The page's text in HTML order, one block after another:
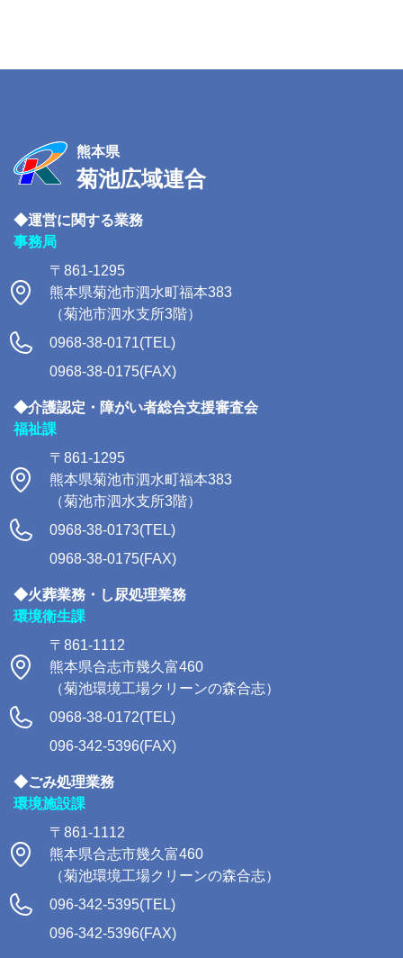
熊本県
菊池広域連合
◆運営に関する業務
事務局
〒861-1295
熊本県菊池市泗水町福本383
（菊池市泗水支所3階）
0968-38-0171(TEL)
0968-38-0175(FAX)
◆介護認定・障がい者総合支援審査会
福祉課
〒861-1295
熊本県菊池市泗水町福本383
（菊池市泗水支所3階）
0968-38-0173(TEL)
0968-38-0175(FAX)
◆火葬業務・し尿処理業務
環境衛生課
〒861-1112
熊本県合志市幾久富460
（菊池環境工場クリーンの森合志）
0968-38-0172(TEL)
096-342-5396(FAX)
◆ごみ処理業務
環境施設課
〒861-1112
熊本県合志市幾久富460
（菊池環境工場クリーンの森合志）
096-342-5395(TEL)
096-342-5396(FAX)